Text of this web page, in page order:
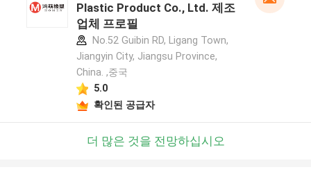
Plastic Product Co., Ltd. 제조
업체 프로필
No.52 Guibin RD, Ligang Town,
Jiangyin City, Jiangsu Province,
China. ,중국
5.0
확인된 공급자
더 많은 것을 전망하십시오